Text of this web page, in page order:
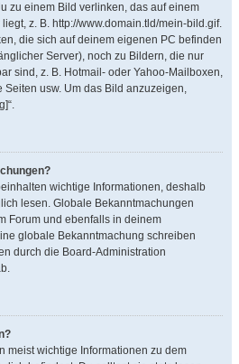
zu einem Bild verlinken, das auf einem
z. B. http://www.domain.tld/mein-bild.gif.
die sich auf deinem eigenen PC befinden
Server), noch zu Bildern, die nur
sind, z. B. Hotmail- oder Yahoo-Mailboxen,
Seiten usw. Um das Bild anzuzeigen,
wichtige Informationen, deshalb
lesen. Globale Bekanntmachungen
Forum und ebenfalls in deinem
globale Bekanntmachung schreiben
durch die Board-Administration
meist wichtige Informationen zu dem